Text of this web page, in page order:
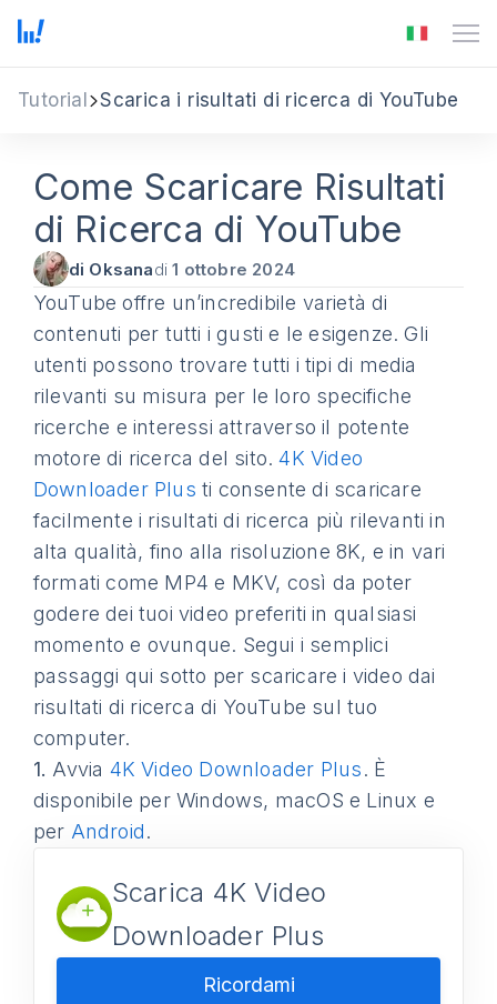
Tutorial Scarica i risultati di ricerca di YouTube
Come Scaricare Risultati
di Ricerca di YouTube
di Oksanadi1 ottobre 2024
YouTube offre un’incredibile varietà di
contenuti per tutti i gusti e le esigenze. Gli
utenti possono trovare tutti i tipi di media
rilevanti su misura per le loro specifiche
ricerche e interessi attraverso il potente
motore di ricerca del sito.4K Video
Downloader Plus ti consente di scaricare
facilmente i risultati di ricerca più rilevanti in
alta qualità, fino alla risoluzione 8K, e in vari
formati come MP4 e MKV, così da poter
godere dei tuoi video preferiti in qualsiasi
momento e ovunque. Segui i semplici
passaggi qui sotto per scaricare i video dai
risultati di ricerca di YouTube sul tuo
computer.
1. Avvia 4K Video Downloader Plus. È
disponibile per Windows, macOS e Linux e
per Android.
Scarica 4K Video
Downloader Plus
Ricordami